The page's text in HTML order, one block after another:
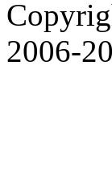
2006-